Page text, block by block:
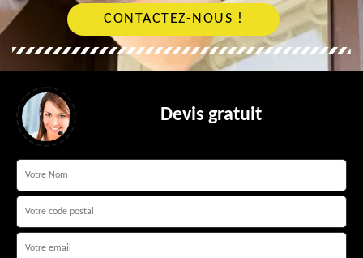
CONTACTEZ-NOUS !
Devis gratuit